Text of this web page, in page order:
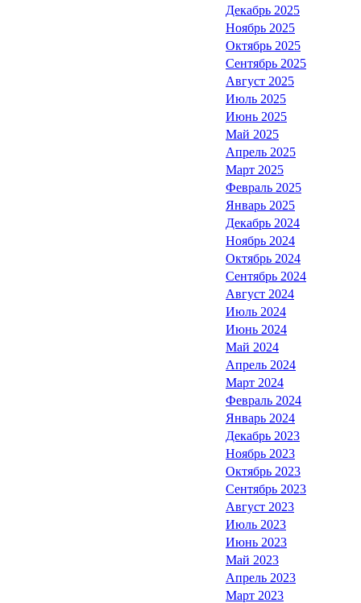
Декабрь 2025
Ноябрь 2025
Октябрь 2025
Сентябрь 2025
Август 2025
Июль 2025
Июнь 2025
Май 2025
Апрель 2025
Март 2025
Февраль 2025
Январь 2025
Декабрь 2024
Ноябрь 2024
Октябрь 2024
Сентябрь 2024
Август 2024
Июль 2024
Июнь 2024
Май 2024
Апрель 2024
Март 2024
Февраль 2024
Январь 2024
Декабрь 2023
Ноябрь 2023
Октябрь 2023
Сентябрь 2023
Август 2023
Июль 2023
Июнь 2023
Май 2023
Апрель 2023
Март 2023